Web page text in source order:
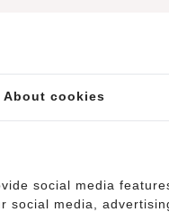
Liter-Hauptfachs, das
zur Schule, zur Arbeit
Handy zum Beispiel.
About cookies
social media
media,